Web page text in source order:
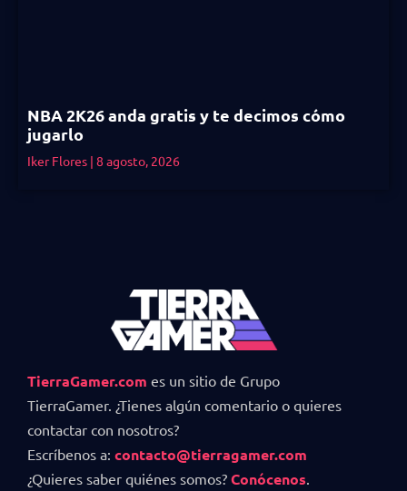
NBA 2K26 anda gratis y te decimos cómo
jugarlo
Iker Flores 8 agosto, 2026
TierraGamer.com es un sitio de Grupo
TierraGamer. ¿Tienes algún comentario o quieres
contactar con nosotros?
Escríbenos a: contacto@tierragamer.com
¿Quieres saber quiénes somos? Conócenos